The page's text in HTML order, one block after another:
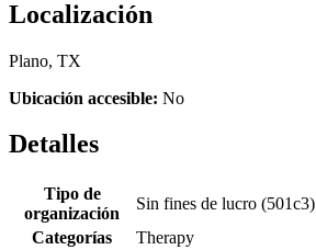
Localización
Plano, TX
Ubicación accesible: No
Detalles
Tipo de
organización
Sin fines de lucro (501c3)
Categorías
Therapy